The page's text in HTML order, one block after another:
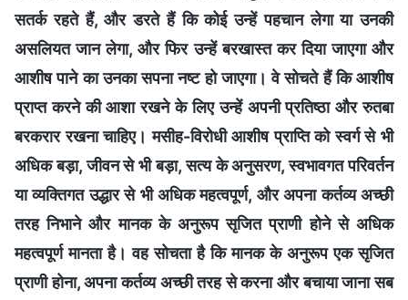
सतर्क रहते हैं, और डरते हैं कि कोई उन्हें पहचान लेगा या उनकी
असलियत जान लेगा, और फिर उन्हें बरखास्त कर दिया जाएगा और
आशीष पाने का उनका सपना नष्ट हो जाएगा। वे सोचते हैं कि आशीष
प्राप्त करने की आशा रखने के लिए उन्हें अपनी प्रतिष्ठा और रुतबा
बरकरार रखना चाहिए। मसीह-विरोधी आशीष प्राप्ति को स्वर्ग से भी
अधिक बड़ा, जीवन से भी बड़ा, सत्य के अनुसरण, स्वभावगत परिवर्तन
या व्यक्तिगत उद्धार से भी अधिक महत्वपूर्ण, और अपना कर्तव्य अच्छी
तरह निभाने और मानक के अनुरूप सृजित प्राणी होने से अधिक
महत्वपूर्ण मानता है। वह सोचता है कि मानक के अनुरूप एक सृजित
प्राणी होना, अपना कर्तव्य अच्छी तरह से करना और बचाया जाना सब